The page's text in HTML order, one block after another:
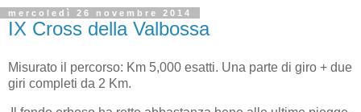
mercoledì 26 novembre 2014
IX Cross della Valbossa
Misurato il percorso: Km 5,000 esatti. Una parte di giro + due
giri completi da 2 Km.